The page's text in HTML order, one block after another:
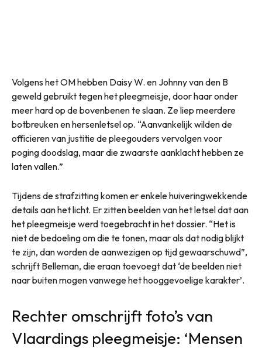
Volgens het OM hebben Daisy W. en Johnny van den B
geweld gebruikt tegen het pleegmeisje, door haar onder
meer hard op de bovenbenen te slaan. Ze liep meerdere
botbreuken en hersenletsel op. “Aanvankelijk wilden de
officieren van justitie de pleegouders vervolgen voor
poging doodslag, maar die zwaarste aanklacht hebben ze
laten vallen.”
Tijdens de strafzitting komen er enkele huiveringwekkende
details aan het licht. Er zitten beelden van het letsel dat aan
het pleegmeisje werd toegebracht in het dossier. “Het is
niet de bedoeling om die te tonen, maar als dat nodig blijkt
te zijn, dan worden de aanwezigen op tijd gewaarschuwd”,
schrijft Belleman, die eraan toevoegt dat ‘de beelden niet
naar buiten mogen vanwege het hooggevoelige karakter’.
Rechter omschrijft foto’s van
Vlaardings pleegmeisje: ‘Mensen